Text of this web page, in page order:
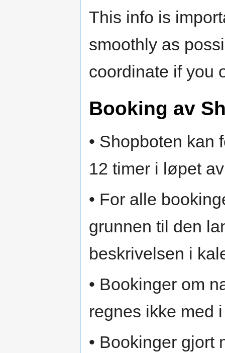
This info is
smoothly as
coordinate if you
Booking av
• Shopboten kan
12 timer i løpet
• For alle
grunnen til den
beskrivelsen i
• Bookinger om
regnes ikke med
• Bookinger gjort